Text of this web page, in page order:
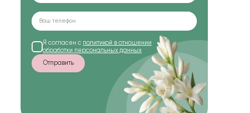
Я согласен с политикой в отношении
обработки персональных данных
Отправить